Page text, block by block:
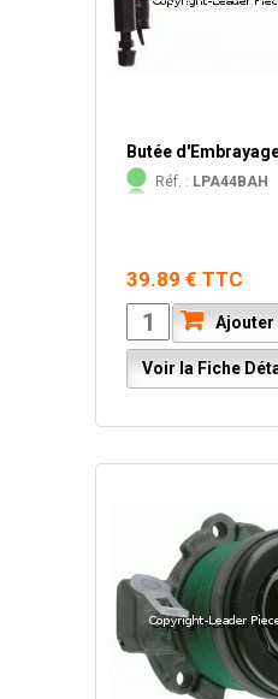
Butée
Réf. : LPA44BAH
39.89 € TTC
Ajouter
Voir la Fiche